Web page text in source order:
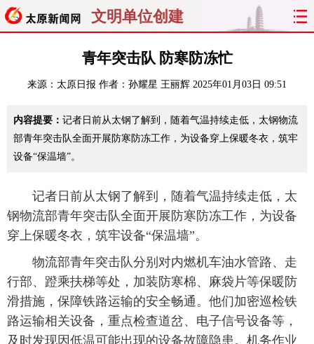
文明单位创建
聚焦 太原
经济 关注 文明 出行
纵横 曝光 综合 专题
旅游
看天下 晋月读 最太原 网罗民生
太原日报 太原晚报 热评
青年突击队 防寒防冻忙
来源： 太原日报 作者：孙耀星 王丽辉 2025年01月03日 09:51
内容提要： 记者日前从太钢了解到，随着气温持续走低，太钢物流
部青年突击队全面开展防寒防冻工作，为设备穿上保暖冬衣，筑牢
设备“保温墙”。
记者日前从太钢了解到，随着气温持续走低，太
钢物流部青年突击队全面开展防寒防冻工作，为设备
穿上保暖冬衣，筑牢设备“保温墙”。
物流部青年突击队分别对内燃机车油水管路、走
行部、蹬乘扶梯等处，加装防寒棉、麻袋片等保暖防
滑措施，保障铁路运输的安全畅通。他们加密巡检铁
路运输相关设备，重点检查道岔、电子信号设备等，
及时发现因低温可能出现的设备故障隐患。机务作业